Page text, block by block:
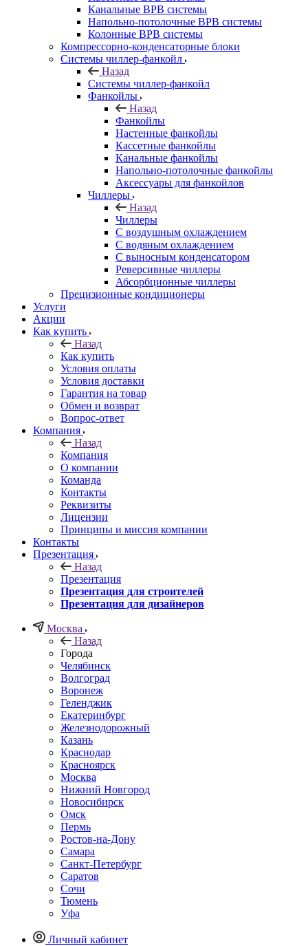
Канальные ВРВ системы
Напольно-потолочные ВРВ системы
Колонные ВРВ системы
Компрессорно-конденсаторные блоки
Системы чиллер-фанкойл
Назад
Системы чиллер-фанкойл
Фанкойлы
Назад
Фанкойлы
Настенные фанкойлы
Кассетные фанкойлы
Канальные фанкойлы
Напольно-потолочные фанкойлы
Аксессуары для фанкойлов
Чиллеры
Назад
Чиллеры
С воздушным охлаждением
С водяным охлаждением
С выносным конденсатором
Реверсивные чиллеры
Абсорбционные чиллеры
Прецизионные кондиционеры
Услуги
Акции
Как купить
Назад
Как купить
Условия оплаты
Условия доставки
Гарантия на товар
Обмен и возврат
Вопрос-ответ
Компания
Назад
Компания
О компании
Команда
Контакты
Реквизиты
Лицензии
Принципы и миссия компании
Контакты
Презентация
Назад
Презентация
Презентация для строителей
Презентация для дизайнеров
Москва
Назад
Города
Челябинск
Волгоград
Воронеж
Геленджик
Екатеринбург
Железнодорожный
Казань
Краснодар
Красноярск
Москва
Нижний Новгород
Новосибирск
Омск
Пермь
Ростов-на-Дону
Самара
Санкт-Петербург
Саратов
Сочи
Тюмень
Уфа
Личный кабинет